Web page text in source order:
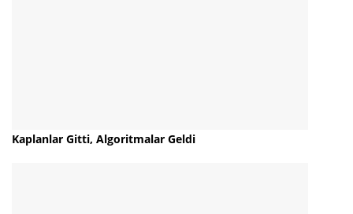
Kaplanlar Gitti, Algoritmalar Geldi